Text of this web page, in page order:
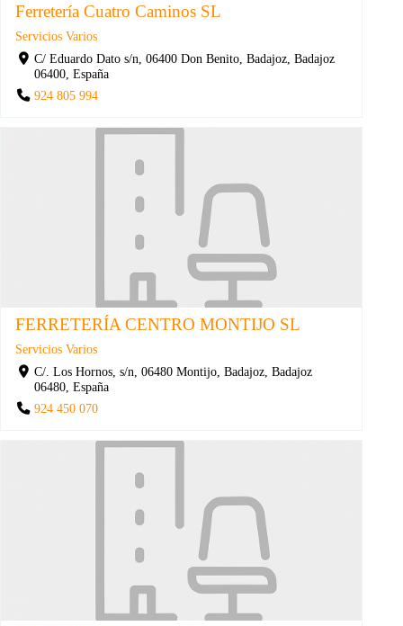
Ferretería Cuatro Caminos SL
Servicios Varios
C/ Eduardo Dato s/n, 06400 Don Benito, Badajoz, Badajoz
06400, España
924 805 994
FERRETERÍA CENTRO MONTIJO SL
Servicios Varios
C/. Los Hornos, s/n, 06480 Montijo, Badajoz, Badajoz
06480, España
924 450 070